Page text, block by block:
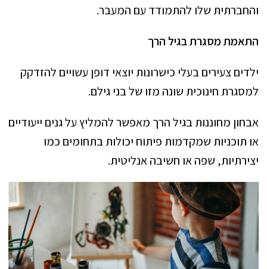
והחברתית שלו להתמודד עם המעבר.
התאמת מסגרת בגיל הרך
ילדים צעירים בעלי כישרונות יוצאי דופן עשויים להזדקק
למסגרת חינוכית שונה מזו של בני גילם.
אבחון מחוננות בגיל הרך מאפשר להמליץ על גנים ייעודיים
או תוכניות שמקדמות פיתוח יכולות בתחומים כמו
יצירתיות, שפה או חשיבה אנליטית.